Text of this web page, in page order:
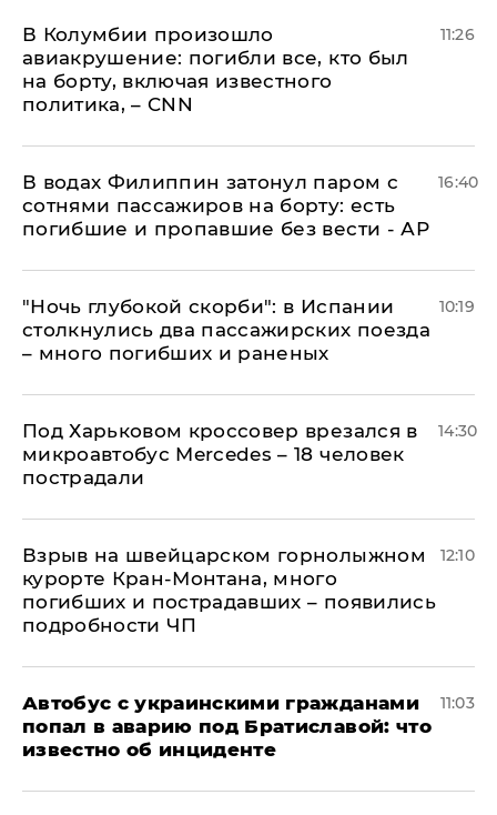
В Колумбии произошло
авиакрушение: погибли все, кто был
на борту, включая известного
политика, – CNN
11:26
В водах Филиппин затонул паром с
сотнями пассажиров на борту: есть
погибшие и пропавшие без вести - АР
16:40
"Ночь глубокой скорби": в Испании
столкнулись два пассажирских поезда
– много погибших и раненых
10:19
Под Харьковом кроссовер врезался в
микроавтобус Mercedes – 18 человек
пострадали
14:30
Взрыв на швейцарском горнолыжном
курорте Кран-Монтана, много
погибших и пострадавших – появились
подробности ЧП
12:10
Автобус с украинскими гражданами
попал в аварию под Братиславой: что
известно об инциденте
11:03